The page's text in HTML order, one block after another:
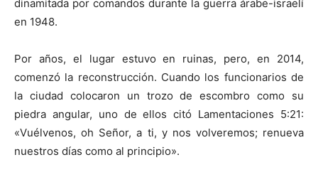
dinamitada por comandos durante la guerra árabe-israelí
en 1948.
Por años, el lugar estuvo en ruinas, pero, en 2014,
comenzó la reconstrucción. Cuando los funcionarios de
la ciudad colocaron un trozo de escombro como su
piedra angular, uno de ellos citó Lamentaciones 5:21:
«Vuélvenos, oh Señor, a ti, y nos volveremos; renueva
nuestros días como al principio».